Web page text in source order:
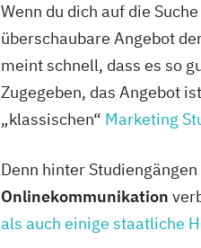
Wenn du dich auf die
überschaubare Angebot
meint schnell, dass es so
Zugegeben, das Angebot
„klassischen“ Marketing
Denn hinter
Onlinekommunikation
als auch einige staatliche